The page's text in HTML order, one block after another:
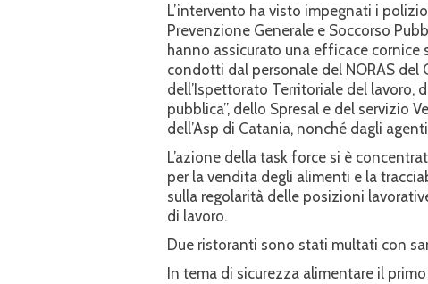
L’intervento ha visto impegnati i
Prevenzione Generale e Soccorso
hanno assicurato una efficace
condotti dal personale del NORAS del
dell’Ispettorato Territoriale del lavoro,
pubblica”, dello Spresal e del servizio
dell’Asp di Catania, nonché dagli
L’azione della task force si è
per la vendita degli alimenti e la
sulla regolarità delle posizioni
di lavoro.
Due ristoranti sono stati multati con
In tema di sicurezza alimentare il